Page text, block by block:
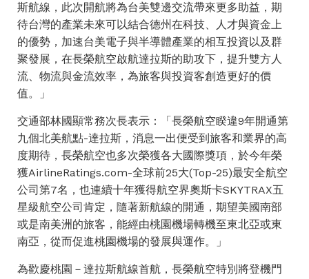
斯航線，此次開航將為台美雙邊交流帶來更多助益，期
待台灣的產業未來可以結合德州在科技、人才與資金上
的優勢，加速台美電子與半導體產業的相互投資以及群
聚發展，在長榮航空啟航達拉斯的助攻下，提升雙方人
流、物流與金流效率，為旅客與投資客創造更好的價
值。」
交通部林國顯常務次長表示：「長榮航空睽違9年開通第
九個北美航點-達拉斯，消息一出便受到旅客和業界的高
度期待，長榮航空也多次榮獲各大國際獎項，於今年榮
獲AirlineRatings.com-全球前25大(Top-25)最安全航空
公司第7名，也連續十年獲得航空界奧斯卡SKYTRAX五
星級航空公司肯定，隨著新航線的開通，期望美國南部
或是南美洲的旅客，能經由桃園機場轉機至東北亞或東
南亞，從而促進桃園機場的發展與運作。」
為歡慶桃園－達拉斯航線首航，長榮航空特別將登機門